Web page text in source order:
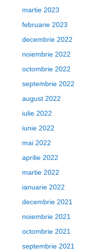
martie 2023
februarie 2023
decembrie 2022
noiembrie 2022
octombrie 2022
septembrie 2022
august 2022
iulie 2022
iunie 2022
mai 2022
aprilie 2022
martie 2022
ianuarie 2022
decembrie 2021
noiembrie 2021
octombrie 2021
septembrie 2021